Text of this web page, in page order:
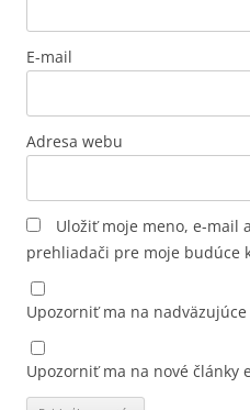
E-mail
Adresa webu
Uložiť moje meno, e-mail
prehliadači pre moje budúce
Upozorniť ma na
Upozorniť ma na nové články